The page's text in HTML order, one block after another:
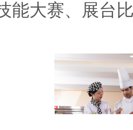
能大赛、展台